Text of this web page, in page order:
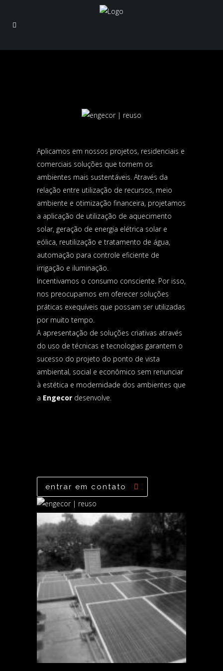
Aplicamos em nossos projetos, residenciais e
comerciais soluções que tornem os
ambientes mais sustentáveis. Através da
relação entre utilização de recursos, meio
ambiente e otimização financeira, projetamos
a aplicação de utilização de aquecimento
solar, geração de energia elétrica solar e
eólica, reutilização e tratamento de água,
automação para controle eficiente de
irrigação e iluminação.
Incentivamos o consumo consciente. Por isso,
nos preocupamos em oferecer soluções
práticas exequíveis que possam ser utilizadas
por muito tempo.
A apresentação de soluções criativas através
do uso de técnicas e tecnologias garantem o
sucesso do projeto do ponto de vista
ambiental, social e econômico sem renunciar
à estética e modernidade dos ambientes que
a Engecor desenvolve.
entrar em contato